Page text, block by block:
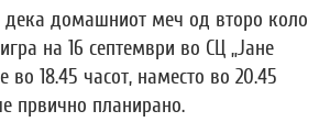
домашниот меч од второ коло
на 16 септември во СЦ „Јане
во 18.45 часот, наместо во 20.45
првично планирано.